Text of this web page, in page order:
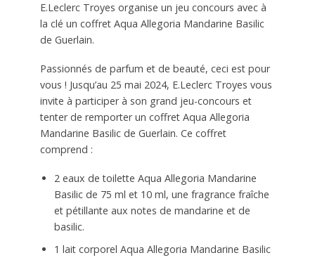
E.Leclerc Troyes organise un jeu concours avec à
la clé un coffret Aqua Allegoria Mandarine Basilic
de Guerlain.
Passionnés de parfum et de beauté, ceci est pour
vous ! Jusqu’au 25 mai 2024, E.Leclerc Troyes vous
invite à participer à son grand jeu-concours et
tenter de remporter un coffret Aqua Allegoria
Mandarine Basilic de Guerlain. Ce coffret
comprend :
2 eaux de toilette Aqua Allegoria Mandarine
Basilic de 75 ml et 10 ml, une fragrance fraîche
et pétillante aux notes de mandarine et de
basilic.
1 lait corporel Aqua Allegoria Mandarine Basilic